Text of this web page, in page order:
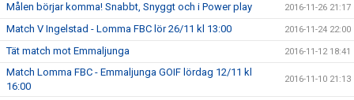
Målen börjar komma! Snabbt, Snyggt och i Power play 2016-11-26 21:17
Match V Ingelstad - Lomma FBC lör 26/11 kl 13:00 2016-11-24 22:00
Tät match mot Emmaljunga 2016-11-12 18:41
Match Lomma FBC - Emmaljunga GOIF lördag 12/11 kl
16:00
2016-11-10 21:13